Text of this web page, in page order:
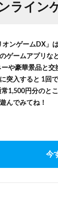
ライン
ンゲームDX」
ゲームアプリな
や豪華景品と
突入すると 1回
1,500円分のと
んでみてね！
今